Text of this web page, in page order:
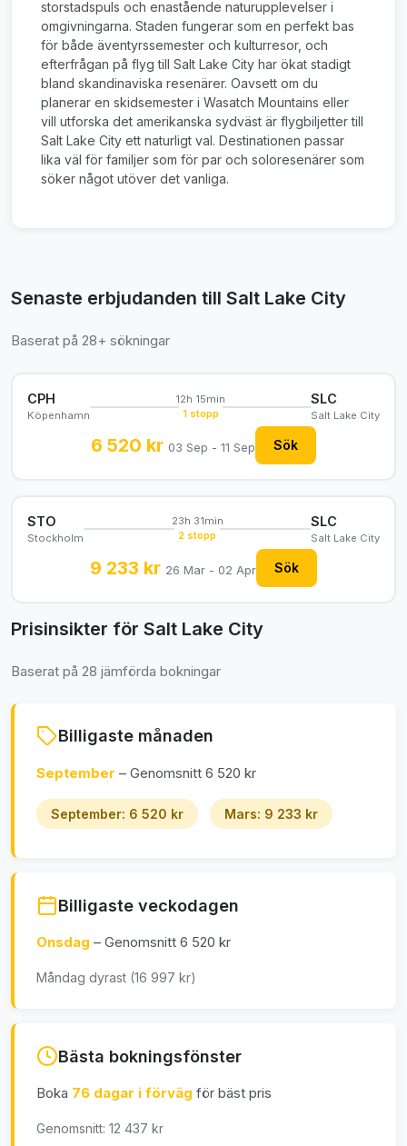
storstadspuls och enastående naturupplevelser i
omgivningarna. Staden fungerar som en perfekt bas
för både äventyrssemester och kulturresor, och
efterfrågan på flyg till Salt Lake City har ökat stadigt
bland skandinaviska resenärer. Oavsett om du
planerar en skidsemester i Wasatch Mountains eller
vill utforska det amerikanska sydväst är flygbiljetter till
Salt Lake City ett naturligt val. Destinationen passar
lika väl för familjer som för par och soloresenärer som
söker något utöver det vanliga.
Senaste erbjudanden till Salt Lake City
Baserat på 28+ sökningar
CPH
Köpenhamn
12h 15min
1 stopp
SLC
Salt Lake City
6 520 kr 03 Sep - 11 Sep Sök
STO
Stockholm
23h 31min
2 stopp
SLC
Salt Lake City
9 233 kr 26 Mar - 02 Apr Sök
Prisinsikter för Salt Lake City
Baserat på 28 jämförda bokningar
Billigaste månaden
September – Genomsnitt 6 520 kr
September: 6 520 kr Mars: 9 233 kr
Billigaste veckodagen
Onsdag – Genomsnitt 6 520 kr
Måndag dyrast (16 997 kr)
Bästa bokningsfönster
Boka 76 dagar i förväg för bäst pris
Genomsnitt: 12 437 kr